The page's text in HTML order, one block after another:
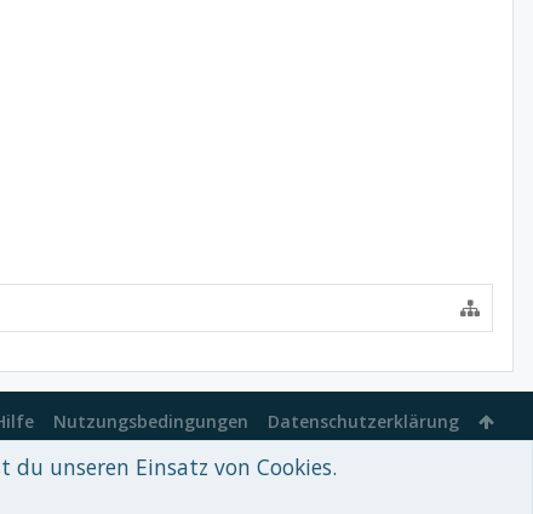
Nutzungsbedingungen Datenschutzerklärung
unseren Einsatz von Cookies.